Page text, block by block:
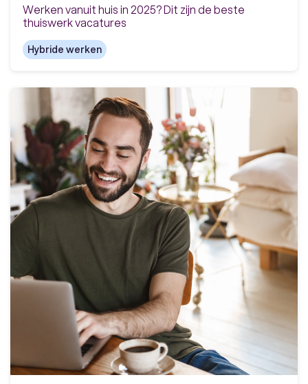
Werken vanuit huis in 2025? Dit zijn de beste
thuiswerk vacatures
Hybride werken